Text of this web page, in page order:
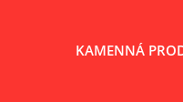
KAMENNÁ